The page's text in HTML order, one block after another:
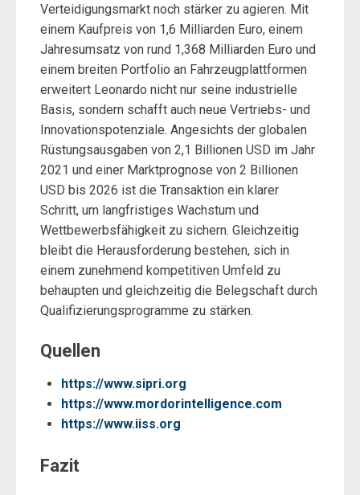
Verteidigungsmarkt noch stärker zu agieren. Mit
einem Kaufpreis von 1,6 Milliarden Euro, einem
Jahresumsatz von rund 1,368 Milliarden Euro und
einem breiten Portfolio an Fahrzeugplattformen
erweitert Leonardo nicht nur seine industrielle
Basis, sondern schafft auch neue Vertriebs- und
Innovationspotenziale. Angesichts der globalen
Rüstungsausgaben von 2,1 Billionen USD im Jahr
2021 und einer Marktprognose von 2 Billionen
USD bis 2026 ist die Transaktion ein klarer
Schritt, um langfristiges Wachstum und
Wettbewerbsfähigkeit zu sichern. Gleichzeitig
bleibt die Herausforderung bestehen, sich in
einem zunehmend kompetitiven Umfeld zu
behaupten und gleichzeitig die Belegschaft durch
Qualifizierungsprogramme zu stärken.
Quellen
https://www.sipri.org
https://www.mordorintelligence.com
https://www.iiss.org
Fazit